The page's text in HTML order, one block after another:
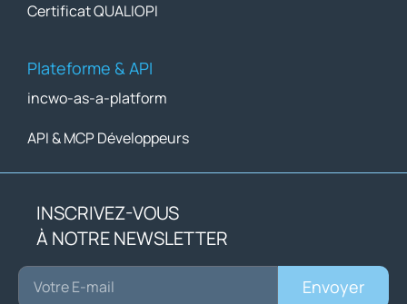
Certificat QUALIOPI
Plateforme & API
incwo-as-a-platform
API & MCP Développeurs
INSCRIVEZ-VOUS
À NOTRE NEWSLETTER
Envoyer